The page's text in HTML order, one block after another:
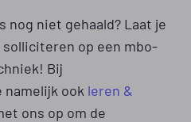
nog niet gehaald? Laat je
op een mbo-
Bij
ook leren &
ons op om de